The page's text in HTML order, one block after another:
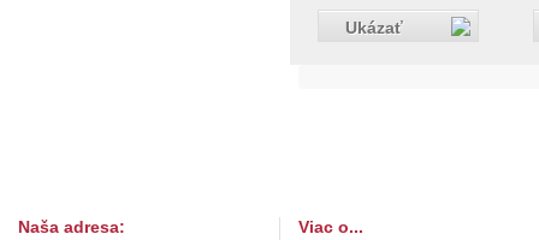
Ukázať
Naša adresa: Viac o...